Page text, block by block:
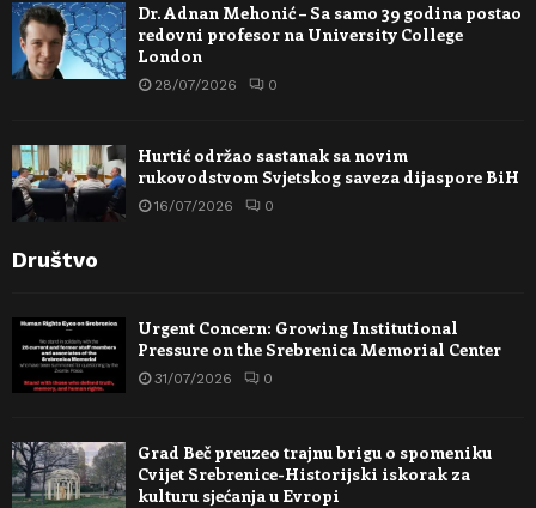
Dr. Adnan Mehonić – Sa samo 39 godina postao
redovni profesor na University College
London
28/07/2026 0
Hurtić održao sastanak sa novim
rukovodstvom Svjetskog saveza dijaspore BiH
16/07/2026 0
Društvo
Urgent Concern: Growing Institutional
Pressure on the Srebrenica Memorial Center
31/07/2026 0
Grad Beč preuzeo trajnu brigu o spomeniku
Cvijet Srebrenice-Historijski iskorak za
kulturu sjećanja u Evropi